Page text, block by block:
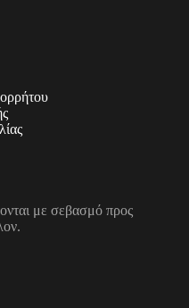
με σεβασμό προς